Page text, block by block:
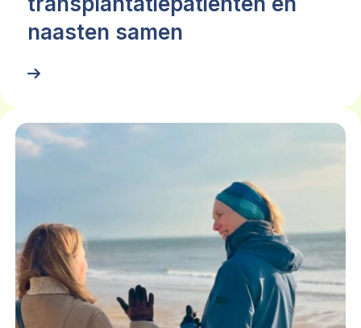
naasten samen